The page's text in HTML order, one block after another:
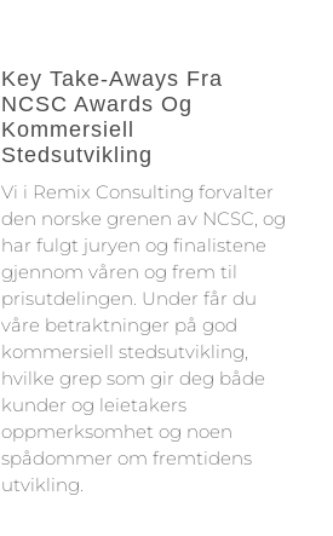
Key Take-Aways Fra
NCSC Awards Og
Kommersiell
Stedsutvikling
Vi i Remix Consulting forvalter
den norske grenen av NCSC, og
har fulgt juryen og finalistene
gjennom våren og frem til
prisutdelingen. Under får du
våre betraktninger på god
kommersiell stedsutvikling,
hvilke grep som gir deg både
kunder og leietakers
oppmerksomhet og noen
spådommer om fremtidens
utvikling.